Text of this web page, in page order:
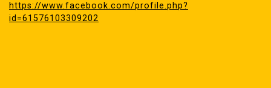
https://www.facebook.com/profile.php?
id=61576103309202